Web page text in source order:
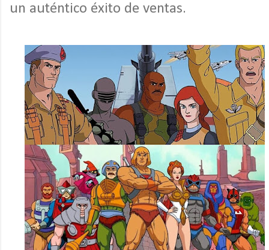
un auténtico éxito de ventas.